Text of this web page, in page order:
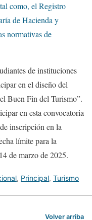
como, el Registro
de Hacienda y
normativas de
de instituciones
en el diseño del
Buen Fin del Turismo”.
en esta convocatoria
inscripción en la
límite para la
de marzo de 2025.
, Principal, Turismo
Volver arriba